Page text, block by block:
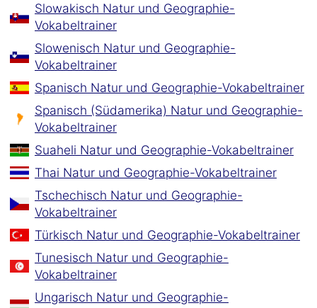
Slowakisch Natur und Geographie-
Vokabeltrainer
Slowenisch Natur und Geographie-
Vokabeltrainer
Spanisch Natur und Geographie-Vokabeltrainer
Spanisch (Südamerika) Natur und Geographie-
Vokabeltrainer
Suaheli Natur und Geographie-Vokabeltrainer
Thai Natur und Geographie-Vokabeltrainer
Tschechisch Natur und Geographie-
Vokabeltrainer
Türkisch Natur und Geographie-Vokabeltrainer
Tunesisch Natur und Geographie-
Vokabeltrainer
Ungarisch Natur und Geographie-